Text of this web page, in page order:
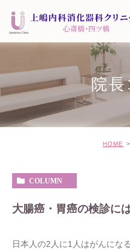
院
HOME
COLUMN
大腸癌・胃癌の検診に
日本人の2人に1人はがんにな